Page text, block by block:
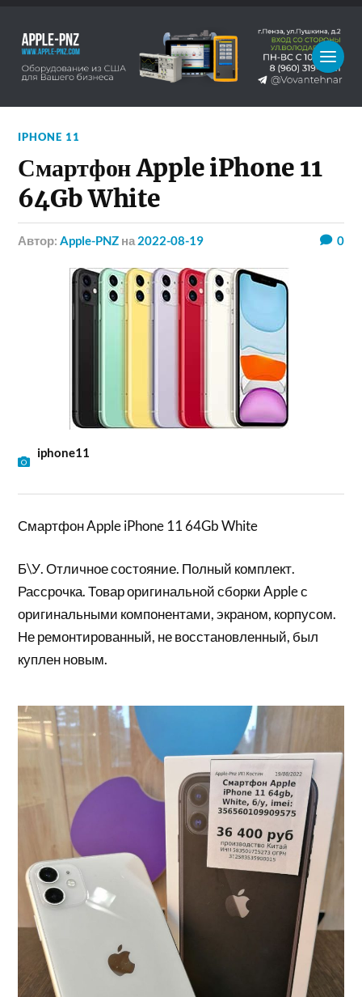
IPHONE 11
Смартфон Apple iPhone 11
64Gb White
Автор:Apple-PNZ на 2022-08-19 0
iphone11
Смартфон Apple iPhone 11 64Gb White
Б\У. Отличное состояние. Полный комплект.
Рассрочка. Товар оригинальной сборки Apple с
оригинальными компонентами, экраном, корпусом.
Не ремонтированный, не восстановленный, был
куплен новым.